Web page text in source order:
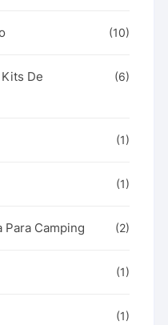
(10)
De
(6)
(1)
(1)
Camping (2)
(1)
(1)